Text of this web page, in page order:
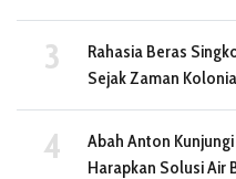
Rahasia Beras
Sejak Zaman
Abah Anton
Harapkan Solusi Air